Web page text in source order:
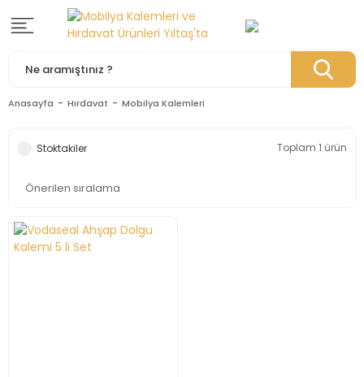
Anasayfa Hırdavat Mobilya Kalemleri
Stoktakiler Toplam 1 ürün